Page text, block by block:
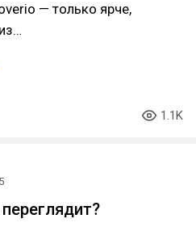
— только ярче,
1.1K